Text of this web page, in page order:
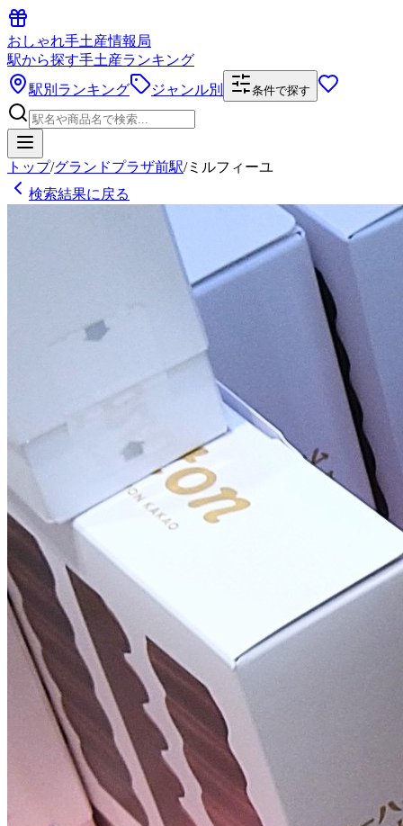
おしゃれ手土産情報局
駅から探す手土産ランキング
駅別ランキング
ジャンル別 条件で探す
トップ/グランドプラザ前駅/ミルフィーユ
検索結果に戻る